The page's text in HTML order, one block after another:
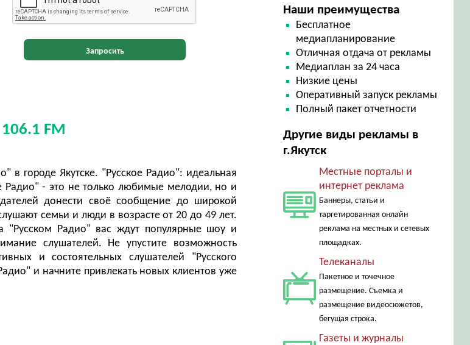
Запросить
FM
в городе Якутске. "Русское Радио": идеальная
Радио" - это не только любимые мелодии, но и
донести своё сообщение до широкой
семьи и люди в возрасте от 20 до 49 лет.
"Русском Радио" вас ждут популярные шоу и
слушателей. Не упустите возможность
и состоятельных слушателей "Русского
и начните привлекать новых клиентов уже
Наши преимущества
Бесплатное
медиапланирование
Отличная отдача от рекламы
Медиаплан за 24 часа
Низкие цены
Оперативный запуск рекламы
Полный пакет отчетности
Другие виды рекламы в
г.Якутск
Местные порталы и
интернет реклама
Баннеры, статьи и
таргетированная онлайн
реклама на местных и сетевых
площадках.
Телеканалы
Пакетное и точечное
размещение. Съемка и
размещение видеосюжетов,
бегущая строка.
Газеты и журналы